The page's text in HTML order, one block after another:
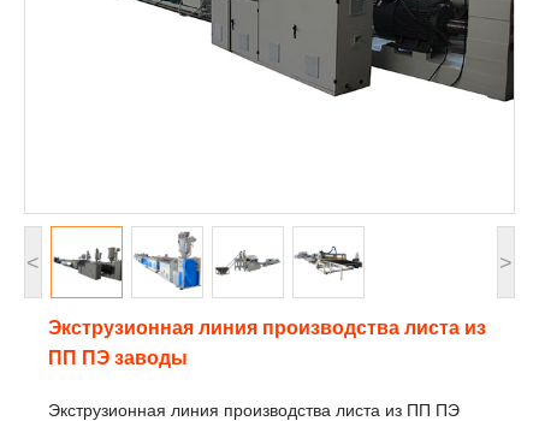
< >
Экструзионная линия производства листа из
ПП ПЭ заводы
Экструзионная линия производства листа из ПП ПЭ